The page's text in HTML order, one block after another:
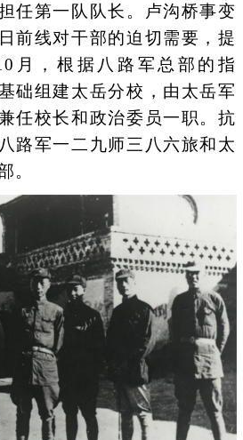
任第一队队长。卢沟桥事变
前线对干部的迫切需要，提
月，根据八路军总部的指
础组建太岳分校，由太岳军
任校长和政治委员一职。抗
路军一二九师三八六旅和太
。